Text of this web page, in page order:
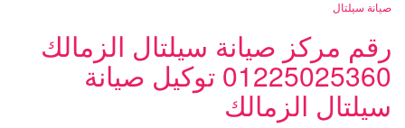
صيانة سيلتال
رقم مركز صيانة سيلتال الزمالك
01225025360 توكيل صيانة
سيلتال الزمالك